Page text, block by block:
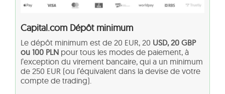
Capital.com Dépôt minimum
Le dépôt minimum est de 20 EUR, 20 USD, 20 GBP
ou 100 PLN pour tous les modes de paiement, à
l’exception du virement bancaire, qui a un minimum
de 250 EUR (ou l’équivalent dans la devise de votre
compte de trading).